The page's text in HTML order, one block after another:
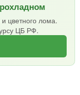
цветного лома.
ЦБ РФ.